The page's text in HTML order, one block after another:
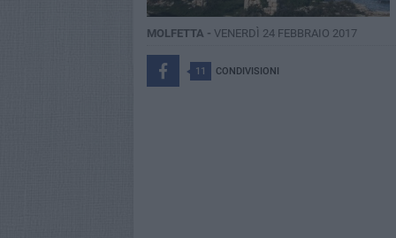
MOLFETTA - VENERDÌ 24 FEBBRAIO 2017
11 CONDIVISIONI